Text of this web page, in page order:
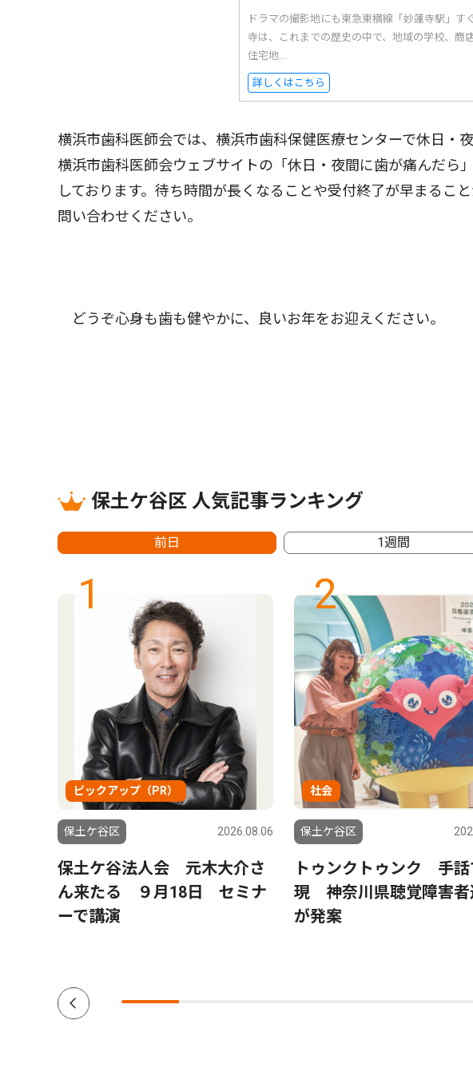
ドラマの撮影地にも東急東横線「妙蓮寺駅」す
寺は、これまでの歴史の中で、地域の学校、商
住宅地...
詳しくはこちら
横浜市歯科医師会では、横浜市歯科保健医療センターで休日・
横浜市歯科医師会ウェブサイトの「休日・夜間に歯が痛んだら
しております。待ち時間が長くなることや受付終了が早まるこ
問い合わせください。
どうぞ心身も歯も健やかに、良いお年をお迎えください。
保土ケ谷区 人気記事ランキング
前日 1週間
1
ピックアップ（PR）
保土ケ谷区 2026.08.06
保土ケ谷法人会 元木大介さ
ん来たる ９月18日 セミナ
ーで講演
2
社会
保土ケ谷区
トゥンクトゥンク 手話
現 神奈川県聴覚障害者
が発案